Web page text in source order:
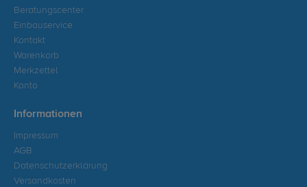
Beratungscenter
Einbauservice
Kontakt
Warenkorb
Merkzettel
Konto
Informationen
Impressum
AGB
Datenschutzerklärung
Versandkosten